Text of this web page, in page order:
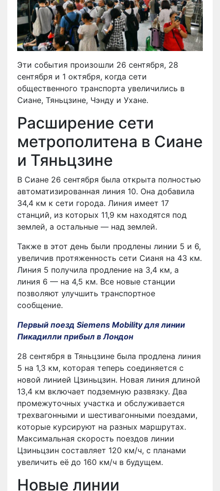
Эти события произошли 26 сентября, 28
сентября и 1 октября, когда сети
общественного транспорта увеличились в
Сиане, Тяньцзине, Чэнду и Ухане.
Расширение сети
метрополитена в Сиане
и Тяньцзине
В Сиане 26 сентября была открыта полностью
автоматизированная линия 10. Она добавила
34,4 км к сети города. Линия имеет 17
станций, из которых 11,9 км находятся под
землей, а остальные — над землей.
Также в этот день были продлены линии 5 и 6,
увеличив протяженность сети Сианя на 43 км.
Линия 5 получила продление на 3,4 км, а
линия 6 — на 4,5 км. Все новые станции
позволяют улучшить транспортное
сообщение.
Первый поезд Siemens Mobility для линии
Пикадилли прибыл в Лондон
28 сентября в Тяньцзине была продлена линия
5 на 1,3 км, которая теперь соединяется с
новой линией Цзиньцзин. Новая линия длиной
13,4 км включает подземную развязку. Два
промежуточных участка и обслуживается
трехвагонными и шестивагонными поездами,
которые курсируют на разных маршрутах.
Максимальная скорость поездов линии
Цзиньцзин составляет 120 км/ч, с планами
увеличить её до 160 км/ч в будущем.
Новые линии